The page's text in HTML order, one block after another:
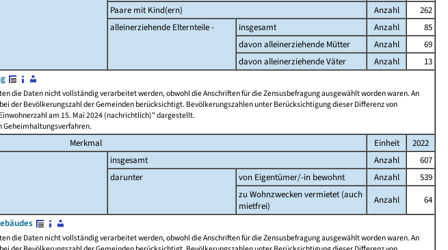
Paare mit Kind(ern)
Anzahl
262
alleinerziehende Elternteile -
insgesamt Anzahl
85
davon alleinerziehende Mütter
Anzahl
69
davon alleinerziehende Väter
Anzahl
13
die Daten nicht vollständig verarbeitet werden, obwohl die Anschriften für die Zensusbefragung ausgewählt worden waren. An
der Bevölkerungszahl der Gemeinden berücksichtigt. Bevölkerungszahlen unter Berücksichtigung dieser Differenz von
am 15. Mai 2024 (nachrichtlich)" dargestellt.
Geheimhaltungsverfahren.
Merkmal Einheit
2022
insgesamt Anzahl
607
darunter
von Eigentümer/-in bewohnt Anzahl
539
zu Wohnzwecken vermietet (auch
mietfrei)
Anzahl
64
die Daten nicht vollständig verarbeitet werden, obwohl die Anschriften für die Zensusbefragung ausgewählt worden waren. An